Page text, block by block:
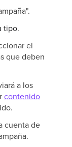
tipo.
el
que deben
a los
contenido
cuenta de